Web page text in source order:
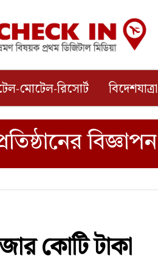
মোটেল-রিসোর্ট বিদেশযাত্রা
কোটি টাকা